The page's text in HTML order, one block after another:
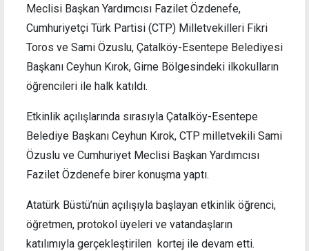
Meclisi Başkan Yardımcısı Fazilet Özdenefe,
Cumhuriyetçi Türk Partisi (CTP) Milletvekilleri Fikri
Toros ve Sami Özuslu, Çatalköy-Esentepe Belediyesi
Başkanı Ceyhun Kırok, Girne Bölgesindeki ilkokulların
öğrencileri ile halk katıldı.
Etkinlik açılışlarında sırasıyla Çatalköy-Esentepe
Belediye Başkanı Ceyhun Kırok, CTP milletvekili Sami
Özuslu ve Cumhuriyet Meclisi Başkan Yardımcısı
Fazilet Özdenefe birer konuşma yaptı.
Atatürk Büstü’nün açılışıyla başlayan etkinlik öğrenci,
öğretmen, protokol üyeleri ve vatandaşların
katılımıyla gerçekleştirilen kortej ile devam etti.